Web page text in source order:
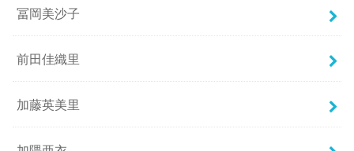
冨岡美沙子
前田佳織里
加藤英美里